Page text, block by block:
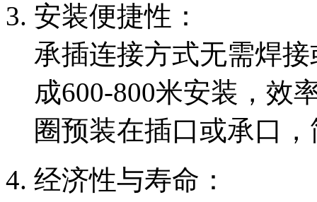
安装便捷性：
承插连接方式无需焊
成600-800米安装，效
圈预装在插口或承口
经济性与寿命：